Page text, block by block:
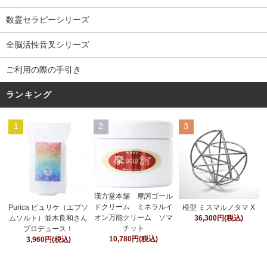
数霊セラピーシリーズ
全脳活性音叉シリーズ
ご利用の際の手引き
ランキング
1
Purica ピュリケ（エプソ
ムソルト）並木良和さん
プロデュース！
3,960円(税込)
2
漢方堂本舗 摩訶ゴール
ドクリーム ミネラルイ
オン万能クリーム ソマ
チット
10,780円(税込)
3
模型 ミスマルノタマ X
36,300円(税込)